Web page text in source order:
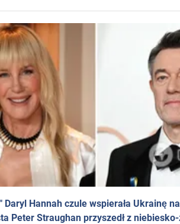
Daryl Hannah czule wspierała Ukrainę
Peter Straughan przyszedł z